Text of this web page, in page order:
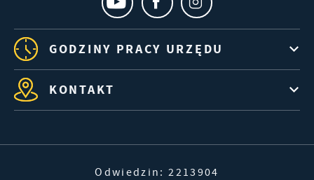
GODZINY PRACY URZĘDU
KONTAKT
Odwiedzin: 2213904